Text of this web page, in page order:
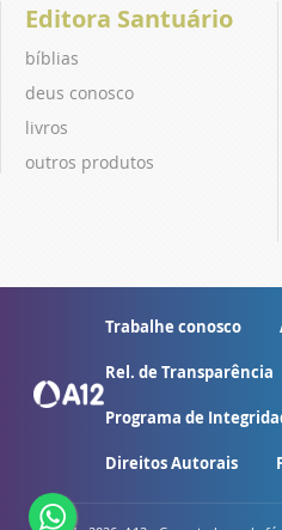
Editora Santuário
bíblias
deus conosco
livros
outros produtos
Trabalhe conosco
Rel. de Transparência
Programa de
Direitos Autorais